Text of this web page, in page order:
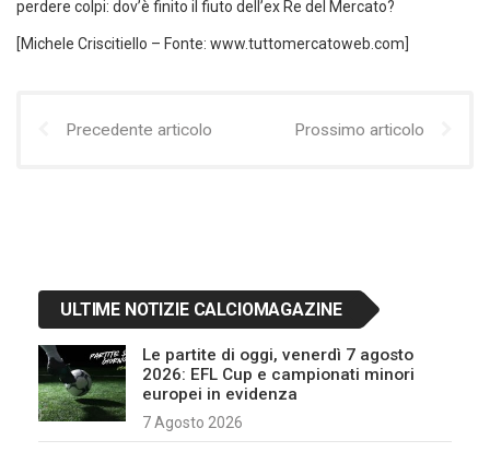
perdere colpi: dov’è finito il fiuto dell’ex Re del Mercato?
[Michele Criscitiello – Fonte: www.tuttomercatoweb.com]
Precedente articolo Prossimo articolo
ULTIME NOTIZIE CALCIOMAGAZINE
Le partite di oggi, venerdì 7 agosto
2026: EFL Cup e campionati minori
europei in evidenza
7 Agosto 2026